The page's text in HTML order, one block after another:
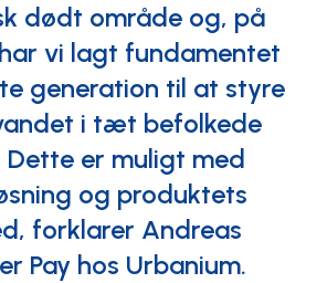
dødt område og, på
vi lagt fundamentet
generation til at styre
i tæt befolkede
Dette er muligt med
og produktets
forklarer Andreas
Pay hos Urbanium.